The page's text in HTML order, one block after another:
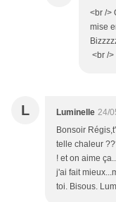
<br />
mise
<br />
L Luminelle 24/
Bonsoir
telle chaleur
! et on aime
j'ai fait
toi. Bisous.